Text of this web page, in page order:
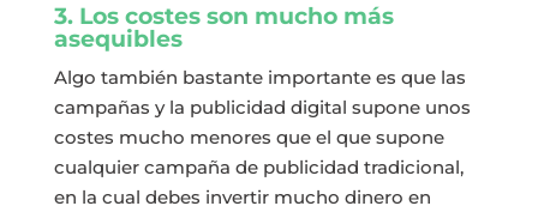
3. Los costes son mucho más
asequibles
Algo también bastante importante es que las
campañas y la publicidad digital supone unos
costes mucho menores que el que supone
cualquier campaña de publicidad tradicional,
en la cual debes invertir mucho dinero en